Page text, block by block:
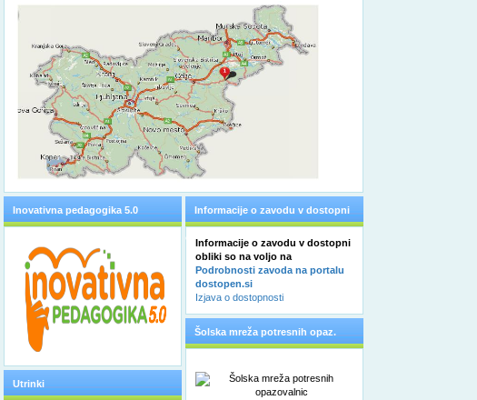
Inovativna pedagogika 5.0
Utrinki
Informacije o zavodu v dostopni
oblikiInformacije o zavodu v dostopni
obliki so na voljo na
Podrobnosti zavoda na portalu
dostopen.si
Izjava o dostopnosti
Šolska mreža potresnih opaz.